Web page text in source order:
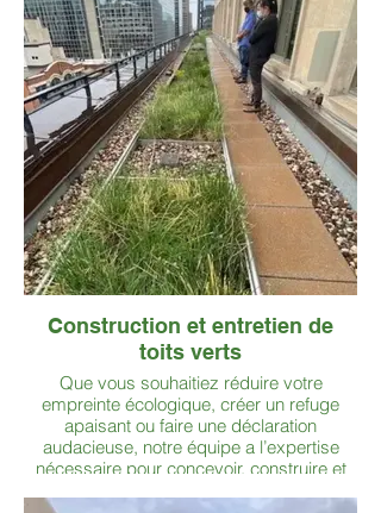
surfaces en toute sécurité — pour un
résultat net, présentable et comme neuf.
Construction et entretien de
toits verts
Que vous souhaitiez réduire votre
empreinte écologique, créer un refuge
apaisant ou faire une déclaration
audacieuse, notre équipe a l’expertise
nécessaire pour concevoir, construire et